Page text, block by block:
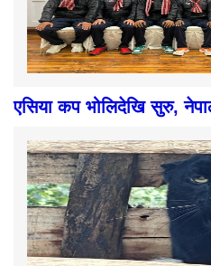
एसिया कप भोलिदेखि सुरु,